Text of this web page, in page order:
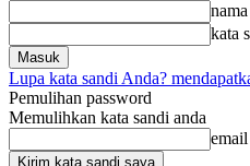
kata
Lupa kata sandi Anda?
Pemulihan password
Memulihkan kata sandi anda